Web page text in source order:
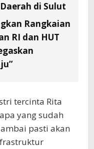
di Sulut
Rangkaian
RI dan HUT
tercinta Rita
yang sudah
pasti akan